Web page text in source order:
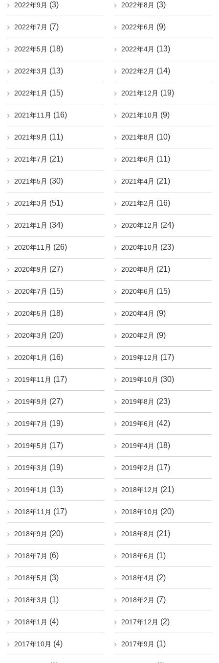
2022年9月 (3) 2022年8月 (3)
2022年7月 (7) 2022年6月 (9)
2022年5月 (18) 2022年4月 (13)
2022年3月 (13) 2022年2月 (14)
2022年1月 (15) 2021年12月 (19)
2021年11月 (16) 2021年10月 (9)
2021年9月 (11) 2021年8月 (10)
2021年7月 (21) 2021年6月 (11)
2021年5月 (30) 2021年4月 (21)
2021年3月 (51) 2021年2月 (16)
2021年1月 (34) 2020年12月 (24)
2020年11月 (26) 2020年10月 (23)
2020年9月 (27) 2020年8月 (21)
2020年7月 (15) 2020年6月 (15)
2020年5月 (18) 2020年4月 (9)
2020年3月 (20) 2020年2月 (9)
2020年1月 (16) 2019年12月 (17)
2019年11月 (17) 2019年10月 (30)
2019年9月 (27) 2019年8月 (23)
2019年7月 (19) 2019年6月 (42)
2019年5月 (17) 2019年4月 (18)
2019年3月 (19) 2019年2月 (17)
2019年1月 (13) 2018年12月 (21)
2018年11月 (17) 2018年10月 (20)
2018年9月 (20) 2018年8月 (21)
2018年7月 (6) 2018年6月 (1)
2018年5月 (3) 2018年4月 (2)
2018年3月 (1) 2018年2月 (7)
2018年1月 (4) 2017年12月 (2)
2017年10月 (4) 2017年9月 (1)